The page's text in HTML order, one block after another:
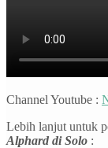
Channel Youtube :
Lebih lanjut untuk
Alphard di Solo :